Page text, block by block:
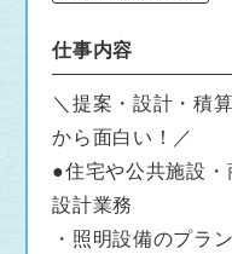
仕事内容
＼提案・設計・積
から面白い！／
●住宅や公共施設
設計業務
・照明設備のプラ